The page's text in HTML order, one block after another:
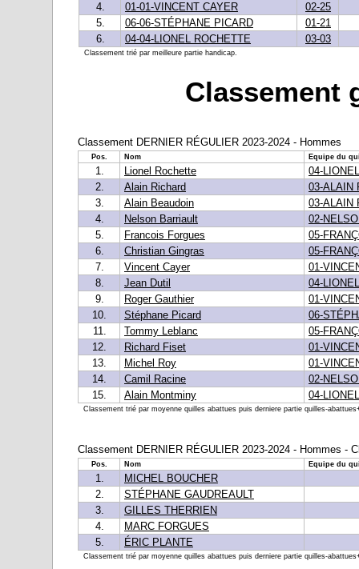
4.
01-01-VINCENT CAYER
02-25
5.
06-06-STÉPHANE PICARD
01-21
6.
04-04-LIONEL ROCHETTE 03-03
Classement trié par meilleure partie handicap.
Classement
Classement DERNIER RÉGULIER 2023-2024 - Hommes
Pos. Nom Equipe du
1. Lionel Rochette
04-
2.
Alain Richard
03-ALAIN
3.
Alain Beaudoin
03-ALAIN
4.
Nelson Barriault
02-
5.
Francois Forgues
05-
6.
Christian Gingras
05-
7.
Vincent Cayer
01-
8.
Jean Dutil
04-
9.
Roger Gauthier
01-
10.
Stéphane Picard
06-
11.
Tommy Leblanc
05-
12.
Richard Fiset
01-
13.
Michel Roy
01-
14.
Camil Racine
02-
15.
Alain Montminy 04-
Classement trié par moyenne quilles abattues puis derniere partie quilles-
Classement DERNIER RÉGULIER 2023-2024 - Hommes -
Pos. Nom Equipe du
1.
MICHEL BOUCHER
2.
STÉPHANE GAUDREAULT
3.
GILLES THERRIEN
4.
MARC FORGUES
5.
ÉRIC PLANTE
Classement trié par moyenne quilles abattues puis derniere partie quilles-